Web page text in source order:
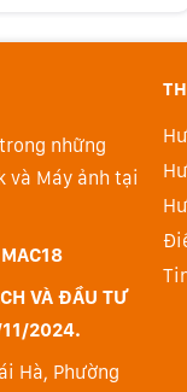
những
và Máy ảnh tại
VÀ ĐẦU TƯ
11/2024.
Hà, Phường